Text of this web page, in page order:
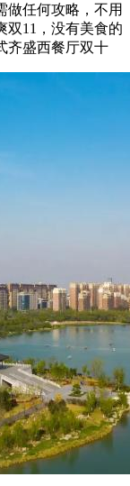
做任何攻略，不用
双11，没有美食的
齐盛西餐厅双十